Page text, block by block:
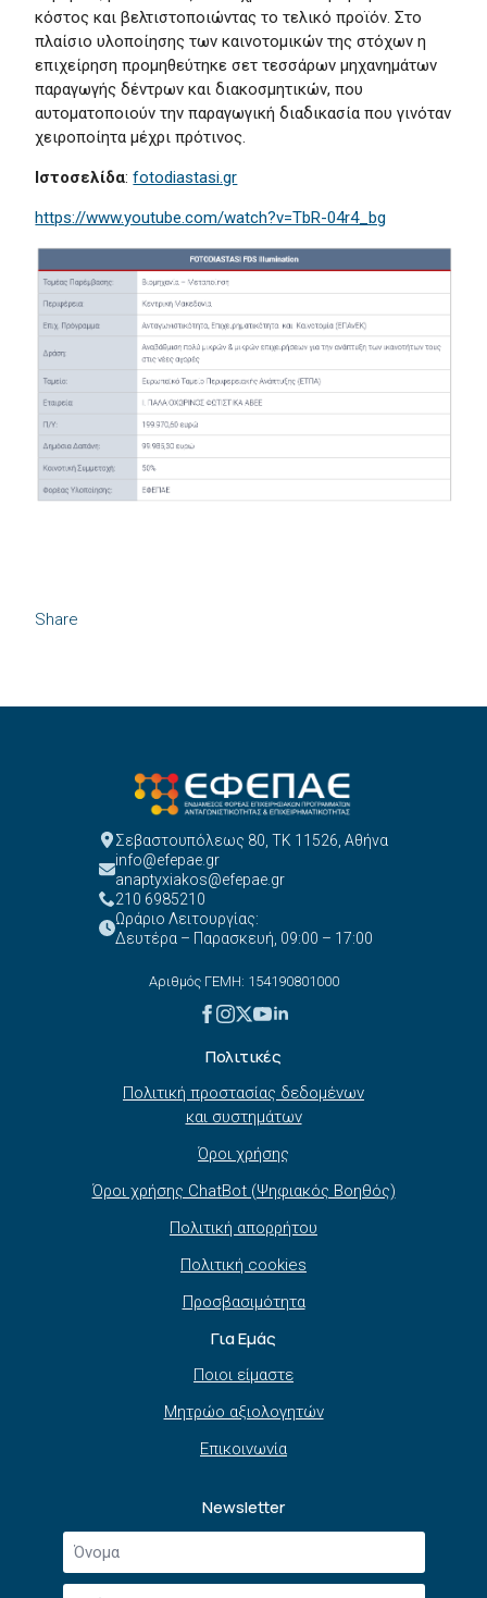
Share
κόστος και βελτιστοποιώντας το τελικό προϊόν. Στο
πλαίσιο υλοποίησης των καινοτομικών της στόχων η
επιχείρηση προμηθεύτηκε σετ τεσσάρων μηχανημάτων
παραγωγής δέντρων και διακοσμητικών, που
αυτοματοποιούν την παραγωγική διαδικασία που γινόταν
χειροποίητα μέχρι πρότινος.
Ιστοσελίδα:fotodiastasi.gr
https://www.youtube.com/watch?v=TbR-04r4_bg
Σεβαστουπόλεως 80, ΤΚ 11526, Αθήνα
info@efepae.gr
anaptyxiakos@efepae.gr
210 6985210
Ωράριο Λειτουργίας:
Δευτέρα – Παρασκευή, 09:00 – 17:00
Αριθμός ΓΕΜΗ: 154190801000
Πολιτικές
Πολιτική προστασίας δεδομένων
και συστημάτων
Όροι χρήσης
Όροι χρήσης ChatBot (Ψηφιακός Βοηθός)
Πολιτική απορρήτου
Πολιτική cookies
Προσβασιμότητα
Για Εμάς
Ποιοι είμαστε
Μητρώο αξιολογητών
Επικοινωνία
Newsletter
Όνομα
Επώνυμο